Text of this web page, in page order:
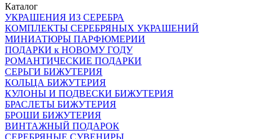
Каталог
УКРАШЕНИЯ ИЗ СЕРЕБРА
КОМПЛЕКТЫ СЕРЕБРЯНЫХ УКРАШЕНИЙ
МИНИАТЮРЫ ПАРФЮМЕРИИ
ПОДАРКИ к НОВОМУ ГОДУ
РОМАНТИЧЕСКИЕ ПОДАРКИ
СЕРЬГИ БИЖУТЕРИЯ
КОЛЬЦА БИЖУТЕРИЯ
КУЛОНЫ И ПОДВЕСКИ БИЖУТЕРИЯ
БРАСЛЕТЫ БИЖУТЕРИЯ
БРОШИ БИЖУТЕРИЯ
ВИНТАЖНЫЙ ПОДАРОК
СЕРЕБРЯНЫЕ СУВЕНИРЫ